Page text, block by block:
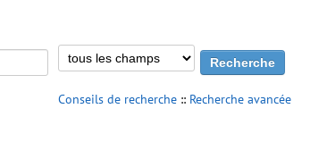
Conseils de recherche :: Recherche avancée